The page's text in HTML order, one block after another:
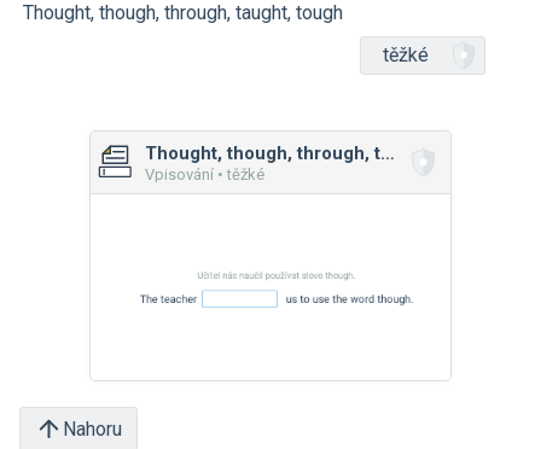
Thought, though, through, taught, tough
těžké
Thought, though, through, taught, tough
Vpisování • těžké
Nahoru